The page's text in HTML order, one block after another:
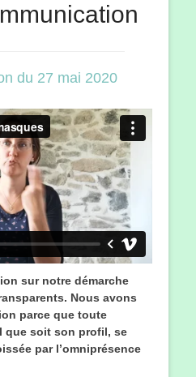
du 27 mai 2020
sur notre démarche
Nous avons
parce que toute
que soit son profil, se
par l’omniprésence